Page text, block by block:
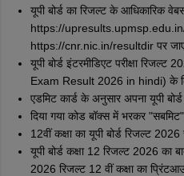
A
Amrapali
Amrapali
यूपी बोर्ड का रिजल्ट के आधिकारिक
https://
https://cnr.nic.in/resultdir पर
यूपी बोर्ड इंटरमीडिएट परीक्षा
Exam Result 2026 in hindi) के
एडमिट कार्ड के अनुसार अपना यूपी
दिया गया कोड बॉक्स में भरकर
12वीं कक्षा का यूपी बोर्ड रिजल्ट
यूपी बोर्ड कक्षा 12 रिजल्ट 2026 का
2026 रिजल्ट 12 वीं कक्षा का